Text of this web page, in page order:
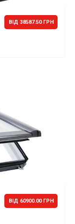
ВІД 38587.50 ГРН
ВІД 60900.00 ГРН